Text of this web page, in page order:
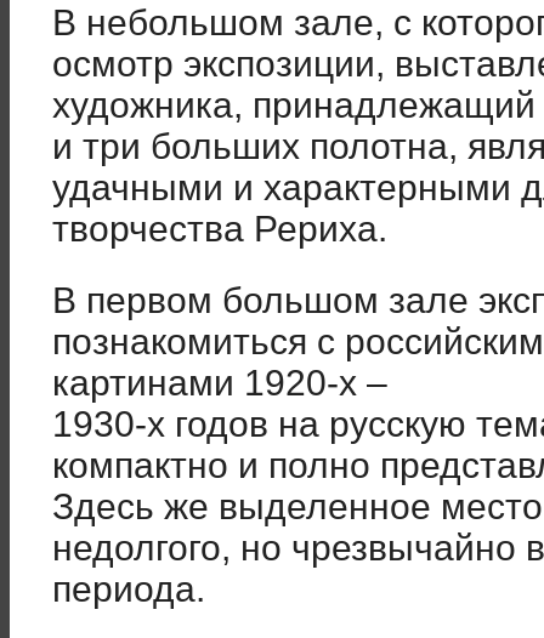
В небольшом зале, с
осмотр экспозиции,
художника, принадлежащий
и три больших полотна,
удачными и характерными
творчества Рериха.
В первом большом зале
познакомиться с
картинами 1920-х –
1930-х годов на русскую
компактно и полно
Здесь же выделенное
недолгого, но чрезвычайно
периода.